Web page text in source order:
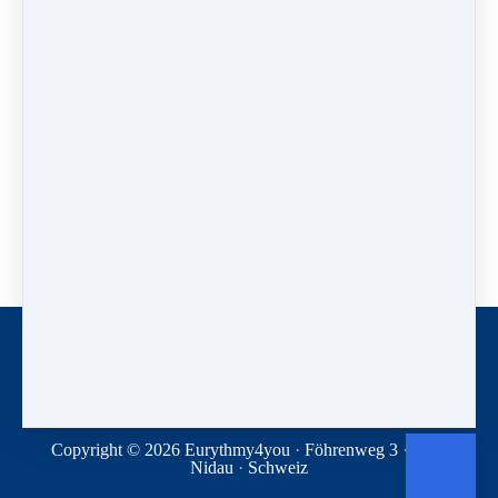
Copyright © 2026 Eurythmy4you · Föhrenweg 3 ·
Nidau · Schweiz